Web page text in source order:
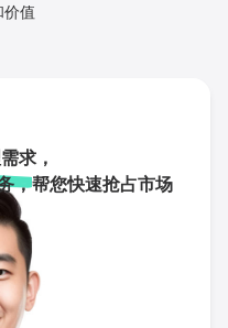
价值
求，
，帮您快速抢占市场